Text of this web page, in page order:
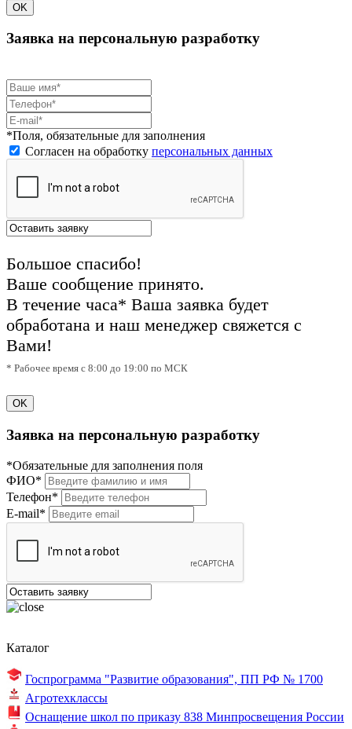
OK
Заявка на персональную разработку
*Поля, обязательные для заполнения
Согласен на обработку персональных данных
Большое спасибо!
Ваше сообщение принято.
В течение часа* Ваша заявка будет
обработана и наш менеджер свяжется с
Вами!
* Рабочее время с 8:00 до 19:00 по МСК
OK
Заявка на персональную разработку
*Обязательные для заполнения поля
ФИО*
Телефон*
E-mail*
Каталог
Госпрограмма "Развитие образования", ПП РФ № 1700
Агротехклассы
Оснащение школ по приказу 838 Минпросвещения России